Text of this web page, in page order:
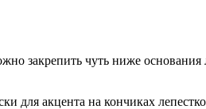
закрепить чуть ниже основания
для акцента на кончиках